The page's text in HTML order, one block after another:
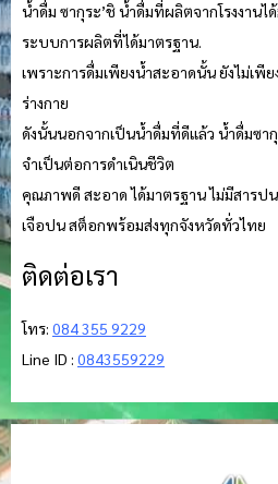
น้ำดื่ม ซากุระ’ชิ น้ำดื่มที่ผลิตจากโรงงานไ
ระบบการผลิตที่ได้มาตรฐาน.
เพราะการดื่มเพียงน้ำสะอาดนั้น ยังไม่เพี
ร่างกาย
ดังนั้นนอกจากเป็นน้ำดื่มที่ดีแล้ว น้ำดื่มซา
จำเป็นต่อการดำเนินชีวิต
คุณภาพดี สะอาด ได้มาตรฐาน ไม่มีสารป
เจือปน สต็อกพร้อมส่งทุกจังหวัดทั่วไทย
ติดต่อเรา
โทร: 084 355 9229
Line ID : 0843559229